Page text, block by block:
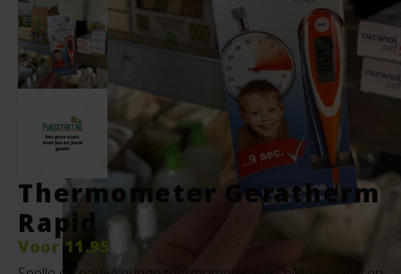
Thermometer Geratherm
Rapid
Voor 11.95